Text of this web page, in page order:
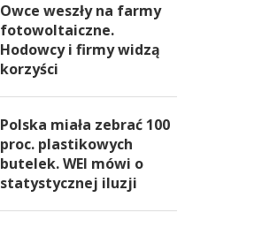
Owce weszły na farmy
fotowoltaiczne.
Hodowcy i firmy widzą
korzyści
Polska miała zebrać 100
proc. plastikowych
butelek. WEI mówi o
statystycznej iluzji